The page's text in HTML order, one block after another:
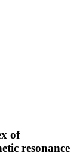
of
resonance